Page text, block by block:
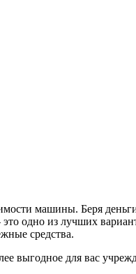
машины. Беря деньги
это одно из лучших
средства.
выгодное для вас